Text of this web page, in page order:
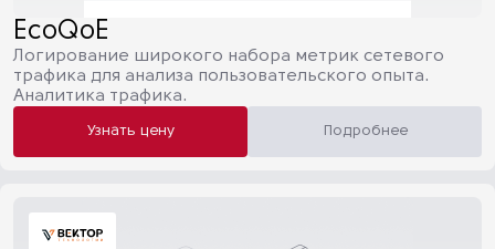
EcoQoE
Логирование широкого набора метрик сетевого
трафика для анализа пользовательского опыта.
Аналитика трафика.
Узнать цену Подробнее